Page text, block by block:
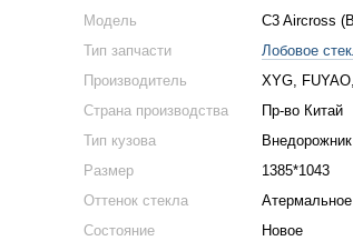
Модель
C3 Aircross
Тип запчасти
Лобовое
Производитель
XYG,
Страна производства
Пр-во Китай
Тип кузова
Внедорожник
Размер
1385*1043
Оттенок стекла
Состояние
Новое